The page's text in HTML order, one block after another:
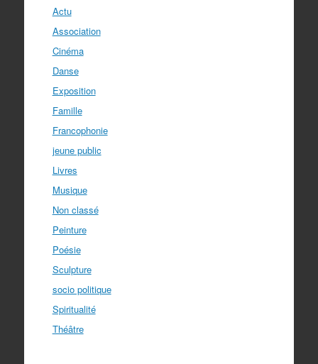
Actu
Association
Cinéma
Danse
Exposition
Famille
Francophonie
jeune public
Livres
Musique
Non classé
Peinture
Poésie
Sculpture
socio politique
Spiritualité
Théâtre